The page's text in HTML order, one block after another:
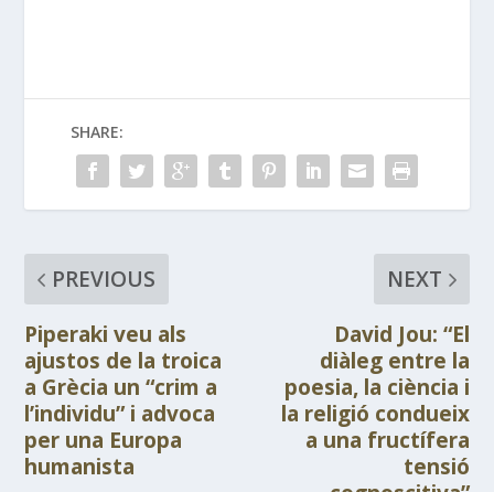
SHARE:
PREVIOUS
Piperaki veu als
ajustos de la troica
a Grècia un “crim a
l’individu” i advoca
per una Europa
humanista
NEXT
David Jou: “El
diàleg entre la
poesia, la ciència i
la religió condueix
a una fructífera
tensió